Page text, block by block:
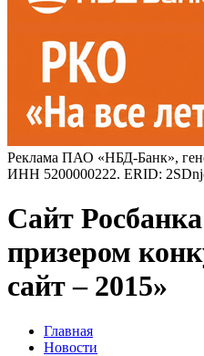
Реклама ПАО «НБД-Банк»,
ИНН 5200000222. ERID:
Сайт
призером
сайт – 2015»
Главная
Новости